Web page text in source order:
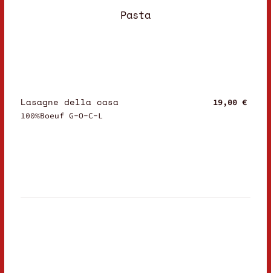
Pasta
Lasagne della casa
100%Boeuf G-O-C-L
19,00 €